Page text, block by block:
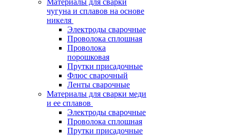
Материалы для сварки
чугуна и сплавов на основе
никеля
Электроды сварочные
Проволока сплошная
Проволока
порошковая
Прутки присадочные
Флюс сварочный
Ленты сварочные
Материалы для сварки меди
и ее сплавов
Электроды сварочные
Проволока сплошная
Прутки присадочные